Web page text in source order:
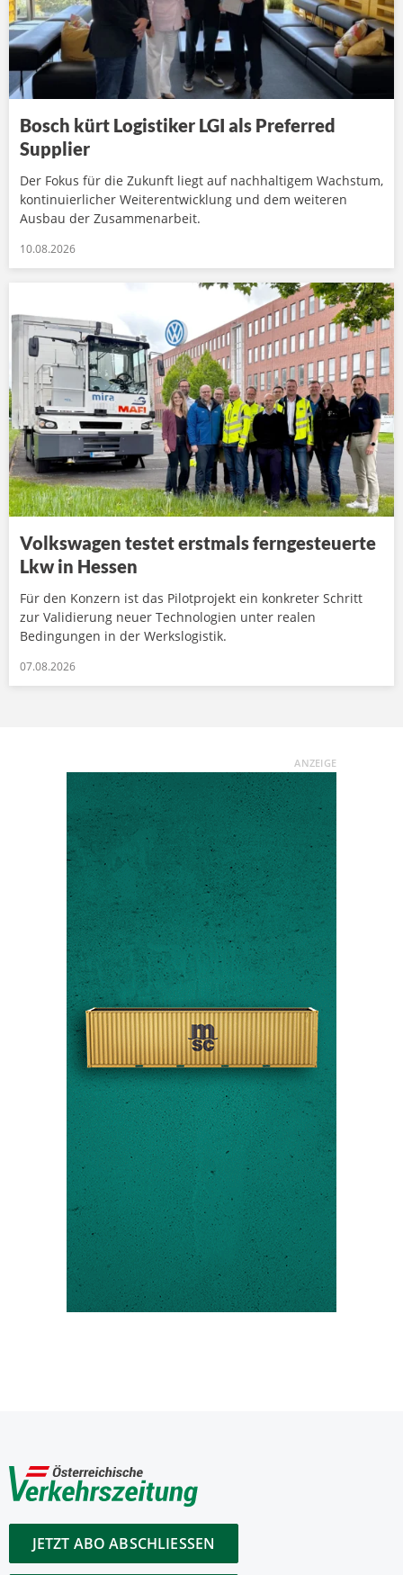
Bosch kürt Logistiker LGI als Preferred
Supplier
Der Fokus für die Zukunft liegt auf nachhaltigem Wachstum,
kontinuierlicher Weiterentwicklung und dem weiteren
Ausbau der Zusammenarbeit.
10.08.2026
Volkswagen testet erstmals ferngesteuerte
Lkw in Hessen
Für den Konzern ist das Pilotprojekt ein konkreter Schritt
zur Validierung neuer Technologien unter realen
Bedingungen in der Werkslogistik.
07.08.2026
ANZEIGE
JETZT ABO ABSCHLIESSEN